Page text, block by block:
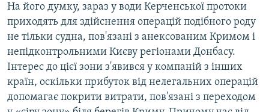
На його думку, зараз у води Керченської протоки
приходять для здійснення операцій подібного роду
не тільки судна, пов'язані з анексованим Кримом і
непідконтрольними Києву регіонами Донбасу.
Інтерес до цієї зони з'явився у компаній з інших
країн, оскільки прибуток від нелегальних операцій
допомагає покрити витрати, пов'язані з переходом